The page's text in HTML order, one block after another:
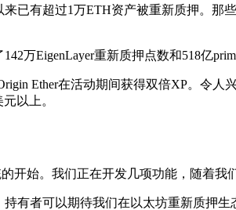
已有超过1万ETH资产被重新质押。
万EigenLayer重新质押点数和518亿
Ether在活动期间获得双倍XP。令
以上。
始。我们正在开发几项功能，随着我
有者可以期待我们在以太坊重新质押生